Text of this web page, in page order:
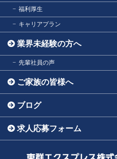
福利厚生
キャリアプラン
業界未経験の方へ
先輩社員の声
ご家族の皆様へ
ブログ
求人応募フォーム